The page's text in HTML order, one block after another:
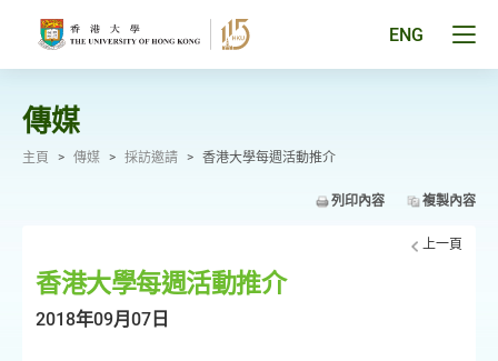
ENG
傳媒
主頁 > 傳媒 > 採訪邀請 > 香港大學每週活動推介
列印內容 複製內容
上一頁
香港大學每週活動推介
2018年09月07日